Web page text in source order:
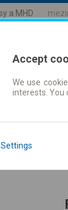
a MHD
Accept
We use
interests. You
Settings